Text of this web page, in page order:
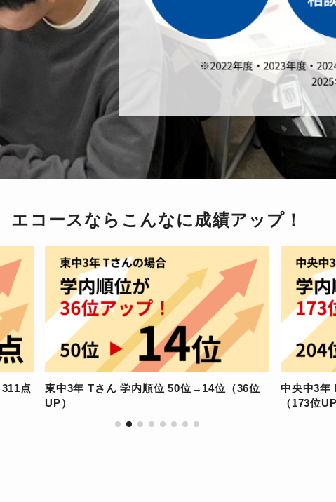
エコースならこんなに成績アップ！
点
東中3年 Tさん 学内順位 50位→14位（36位
UP）
中央中3年
（173位UP